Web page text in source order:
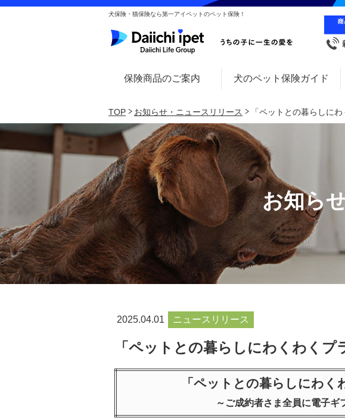
犬保険・猫保険なら第一アイペットのペット保険！
保険商品のご案内 犬のペット保険ガイド
TOP お知らせ・ニュースリリース 「ペットとの暮らしに
お知ら
2025.04.01 ニュースリリース
「ペットとの暮らしにわくわくプ
「ペットとの暮らしにわく
～ご成約者さま全員に電子